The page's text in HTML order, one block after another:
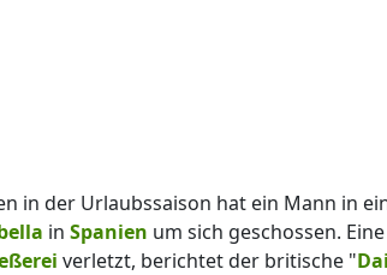
in der Urlaubssaison hat ein Mann in
in Spanien um sich geschossen.
verletzt, berichtet der britische "